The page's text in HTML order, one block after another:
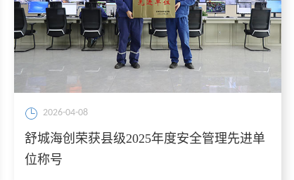
2026-04-08
舒城海创荣获县级2025年度安全管理先进单
位称号